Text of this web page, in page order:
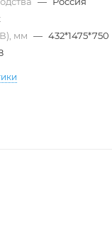
мм — 432*1475*750